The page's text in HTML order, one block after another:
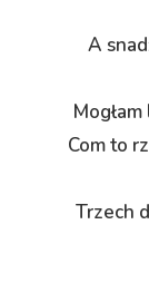
A
Com to
Trzech